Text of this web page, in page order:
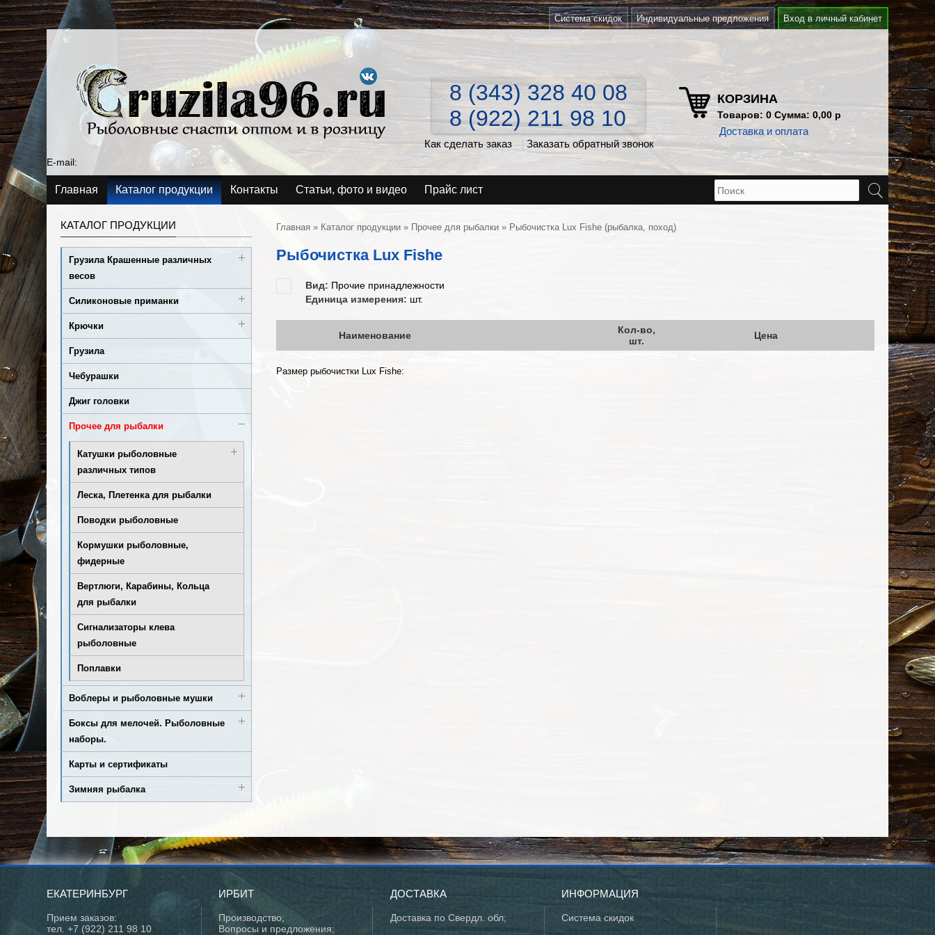
Система скидок Индивидуальные предложения Вход в личный кабинет
КОРЗИНА
Товаров: 0 Сумма: 0,00 р
8 (343) 328 40 08
8 (922) 211 98 10
Как сделать заказ Заказать обратный звонок
Доставка и оплата
E-mail:
Главная Каталог продукции Контакты Статьи, фото и видео Прайс лист
КАТАЛОГ ПРОДУКЦИИ
Грузила Крашенные различных
весов
Силиконовые приманки
Крючки
Грузила
Чебурашки
Джиг головки
Прочее для рыбалки
Катушки рыболовные
различных типов
Леска, Плетенка для рыбалки
Поводки рыболовные
Кормушки рыболовные,
фидерные
Вертлюги, Карабины, Кольца
для рыбалки
Сигнализаторы клева
рыболовные
Поплавки
Воблеры и рыболовные мушки
Боксы для мелочей. Рыболовные
наборы.
Карты и сертификаты
Зимняя рыбалка
Главная » Каталог продукции » Прочее для рыбалки » Рыбочистка Lux Fishe (рыбалка, поход)
Рыбочистка Lux Fishe
Вид: Прочие принадлежности
Единица измерения: шт.
Наименование
Кол-во,
шт.
Цена
Размер рыбочистки Lux Fishe:
ЕКАТЕРИНБУРГ
Прием заказов:
тел. +7 (922) 211 98 10
ИРБИТ
Производство;
Вопросы и предложения;
ДОСТАВКА
Доставка по Свердл. обл;
ИНФОРМАЦИЯ
Система скидок